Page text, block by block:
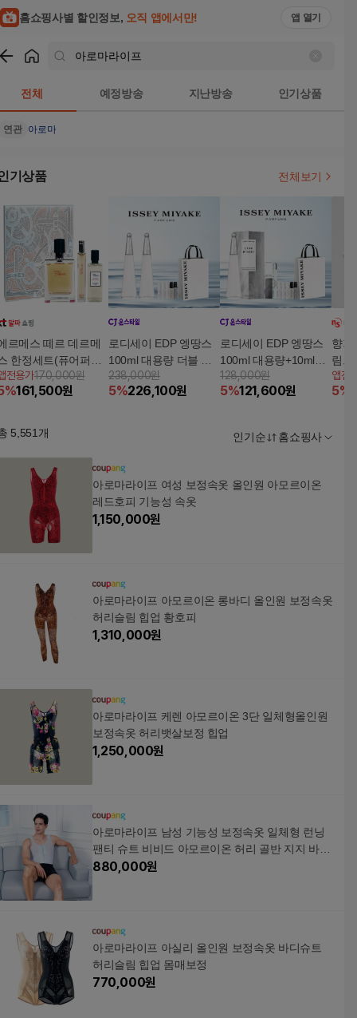
홈쇼핑사별 할인정보, 오직 앱에서만! 앱 열기
전체 예정방송 지난방송 인기상품
연관 아로마
기상품 전체보기
르메스 떼르 데르메
한정세트(퓨어퍼퓸
오드 뚜왈렛+헤어바
샤워젤)
전용가170,000원
%161,500원
로디세이 EDP 엥땅스
100ml 대용량 더블 세
트
238,000원
5%226,100원
로디세이 EDP 엥땅스
100ml 대용량+10ml향
수 세트
128,000원
5%121,600원
향기
림트
(사
폰+
앱전
5%
5,551 개 인기순 홈쇼핑사
아로마라이프 여성 보정속옷 올인원 아모르이온
레드호피 기능성 속옷
1,150,000원
아로마라이프 아모르이온 롱바디 올인원 보정속옷
허리슬림 힙업 황호피
1,310,000원
아로마라이프 케렌 아모르이온 3단 일체형올인원
보정속옷 허리뱃살보정 힙업
1,250,000원
아로마라이프 남성 기능성 보정속옷 일체형 런닝
팬티 슈트 비비드 아모르이온 허리 골반 지지 바디
라인 정리
880,000원
아로마라이프 아실리 올인원 보정속옷 바디슈트
허리슬림 힙업 몸매보정
770,000원